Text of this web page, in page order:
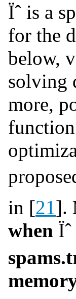
Ïˆ is a
for the
below,
solving
more,
in [21].
when Ïˆ